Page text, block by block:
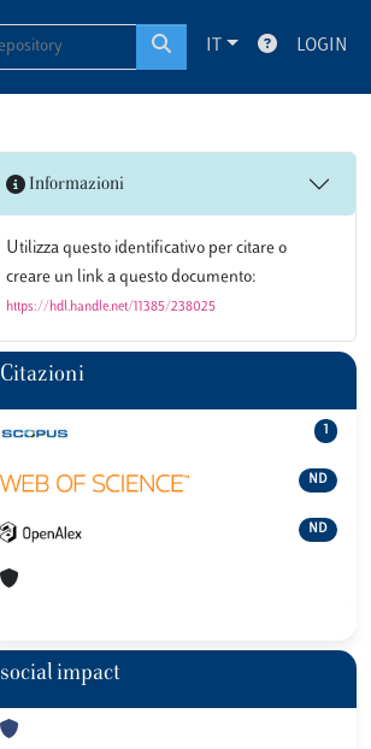
IT LOGIN
Informazioni
Utilizza questo identificativo per citare o
creare un link a questo documento:
https://hdl.handle.net/11385/238025
Citazioni
1
ND
ND
social impact